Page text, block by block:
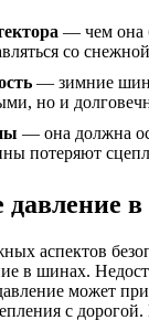
— чем она
со
— зимние
но и
— она должна
потеряют
давление
аспектов
в шинах.
может
с